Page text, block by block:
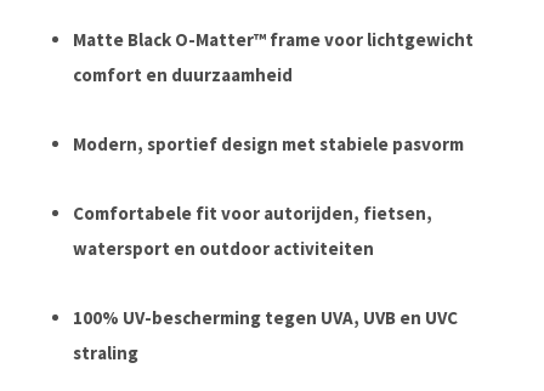
Matte Black O-Matter™ frame voor lichtgewicht
comfort en duurzaamheid
Modern, sportief design met stabiele pasvorm
Comfortabele fit voor autorijden, fietsen,
watersport en outdoor activiteiten
100% UV-bescherming tegen UVA, UVB en UVC
straling